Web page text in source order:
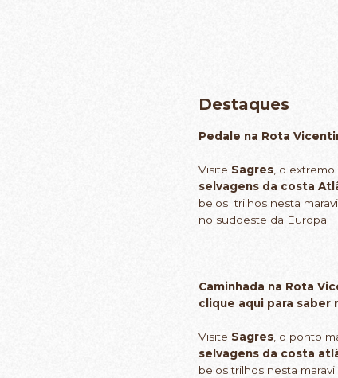
Destaques
Pedale na Rota
Visite Sagres, o
selvagens da costa
belos trilhos nesta
no sudoeste da Europa.
Caminhada na Rota
clique aqui para saber
Visite Sagres, o ponto
selvagens da costa
belos trilhos nesta